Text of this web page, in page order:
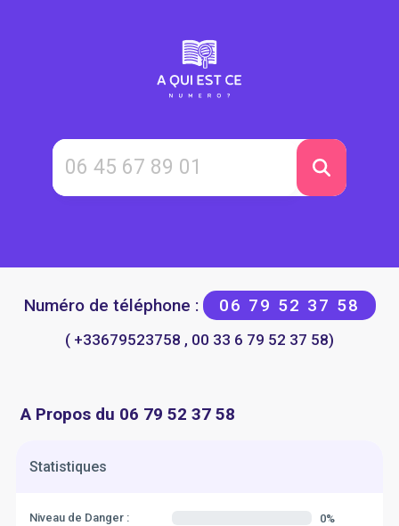
Numéro de téléphone : 06 79 52 37 58
( +33679523758 , 00 33 6 79 52 37 58)
A Propos du 06 79 52 37 58
Statistiques
Niveau de Danger : 0%